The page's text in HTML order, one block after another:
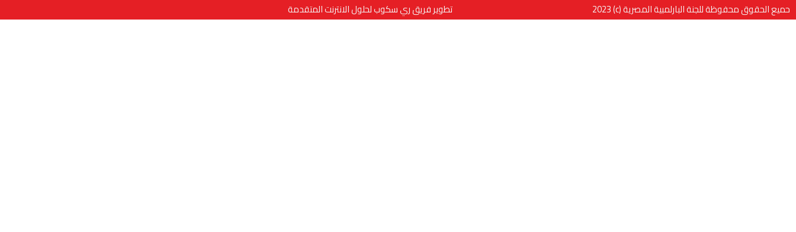
حميع الحقوق محفوظة للجنة البارلمبية المصرية (c) 2023 تطوير فريق ري سكوب لحلول الانترنت المتقدمة